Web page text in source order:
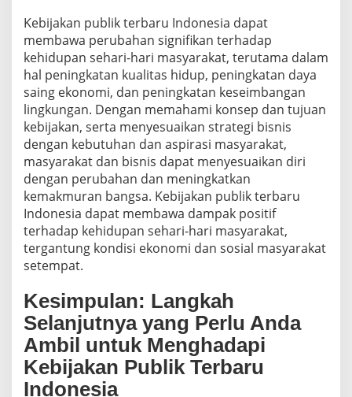
Kebijakan publik terbaru Indonesia dapat
membawa perubahan signifikan terhadap
kehidupan sehari-hari masyarakat, terutama dalam
hal peningkatan kualitas hidup, peningkatan daya
saing ekonomi, dan peningkatan keseimbangan
lingkungan. Dengan memahami konsep dan tujuan
kebijakan, serta menyesuaikan strategi bisnis
dengan kebutuhan dan aspirasi masyarakat,
masyarakat dan bisnis dapat menyesuaikan diri
dengan perubahan dan meningkatkan
kemakmuran bangsa. Kebijakan publik terbaru
Indonesia dapat membawa dampak positif
terhadap kehidupan sehari-hari masyarakat,
tergantung kondisi ekonomi dan sosial masyarakat
setempat.
Kesimpulan: Langkah
Selanjutnya yang Perlu Anda
Ambil untuk Menghadapi
Kebijakan Publik Terbaru
Indonesia